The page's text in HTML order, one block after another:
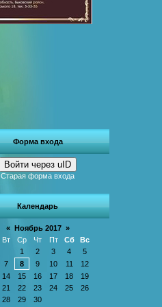
Форма входа
Войти через uID
Старая форма входа
Календарь
« Ноябрь 2017 »
Вт Ср Чт Пт Сб
Вс
1
2 3 4
5
7 8 9 10 11
12
14 15 16 17 18
19
21 22 23 24 25
26
28 29 30